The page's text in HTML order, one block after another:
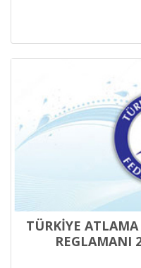
TÜRKİYE
REGLAMANI